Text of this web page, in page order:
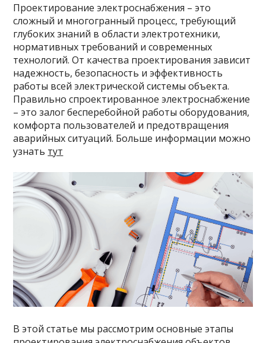
Проектирование электроснабжения – это
сложный и многогранный процесс, требующий
глубоких знаний в области электротехники,
нормативных требований и современных
технологий. От качества проектирования зависит
надежность, безопасность и эффективность
работы всей электрической системы объекта.
Правильно спроектированное электроснабжение
– это залог бесперебойной работы оборудования,
комфорта пользователей и предотвращения
аварийных ситуаций. Больше информации можно
узнать тут
В этой статье мы рассмотрим основные этапы